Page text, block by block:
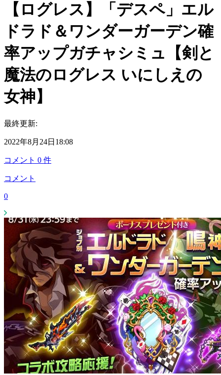
【ログレス】「デスペ」エル
ドラド＆ワンダーガーデン確
率アップガチャシミュ【剣と
魔法のログレス いにしえの
女神】
最終更新:
2022年8月24日18:08
コメント 0 件
コメント
0